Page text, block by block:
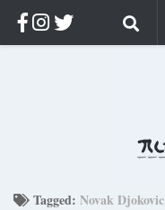
Ρίζα & Διάρκεια
Tagged: Novak Djokovic